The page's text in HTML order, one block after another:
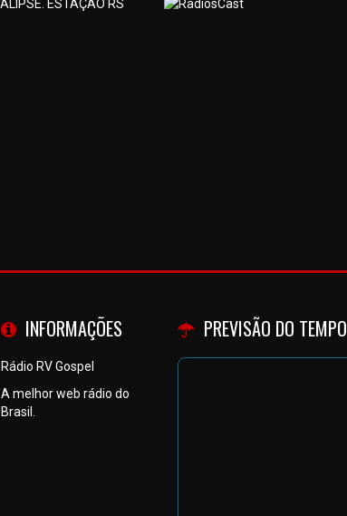
INFORMAÇÕES
Rádio RV Gospel
A melhor web rádio do
Brasil.
PREVISÃO DO TEMPO